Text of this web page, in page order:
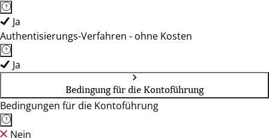
Ja
Authentisierungs-Verfahren - ohne Kosten
Ja
Bedingung für die Kontoführung
Bedingungen für die Kontoführung
Nein